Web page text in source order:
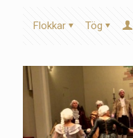
Flokkar Tög